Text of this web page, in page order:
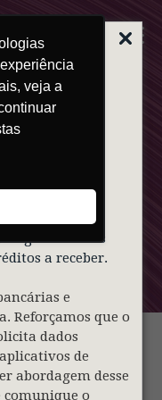
FALSO
alegando falsas
a receber.
e
Reforçamos que o
dados
de
abordagem desse
comunique o
veja a